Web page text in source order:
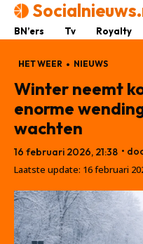
BN’ers Tv Royalty
HET WEER NIEUWS
Winter neemt
enorme
wachten
16 februari 2026, 21:38 •
Laatste update: 16 februari